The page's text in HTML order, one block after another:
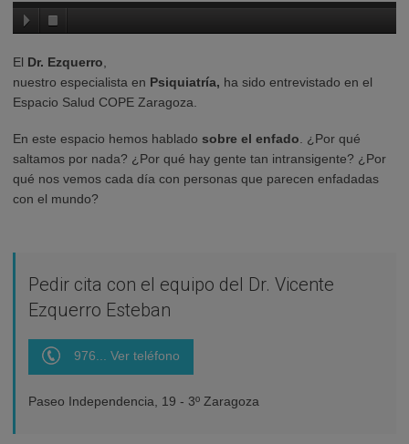
El Dr. Ezquerro
nuestro especialista en Psiquiatría, ha sido entrevistado en el
Espacio Salud COPE Zaragoza.
En este espacio hemos hablado sobre el enfado . ¿Por qué
saltamos por nada? ¿Por qué hay gente tan intransigente? ¿Por
qué nos vemos cada día con personas que parecen enfadadas
con el mundo?
Pedir cita con el equipo del Dr. Vicente
Ezquerro Esteban
976... Ver teléfono
Paseo Independencia, 19 - 3º Zaragoza